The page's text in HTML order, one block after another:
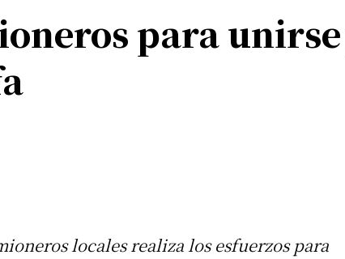
para
locales realiza los esfuerzos para